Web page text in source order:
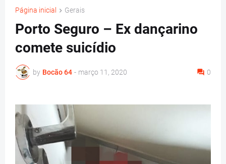
Página inicial Gerais
Porto Seguro – Ex dançarino
comete suicídio
by Bocão 64 - março 11, 2020 0